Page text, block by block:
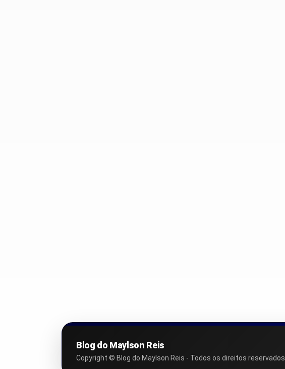
Blog do Maylson Reis
Copyright © Blog do Maylson Reis - Todos os direitos reservados.